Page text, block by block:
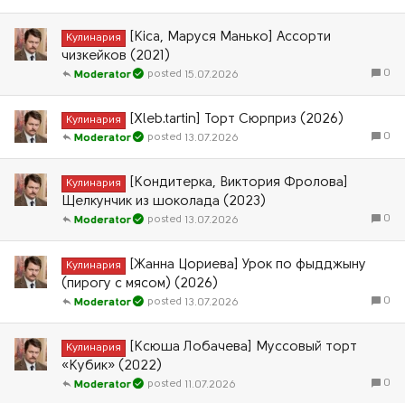
Кулинария
[Kica, Маруся Манько] Ассорти
чизкейков (2021)
0
15.07.2026
Moderator
Кулинария [Xleb.tartin] Торт Сюрприз (2026)
0
13.07.2026
Moderator
Кулинария
[Кондитерка, Виктория Фролова]
Щелкунчик из шоколада (2023)
0
13.07.2026
Moderator
Кулинария
[Жанна Цориева] Урок по фыдджыну
(пирогу с мясом) (2026)
0
13.07.2026
Moderator
Кулинария
[Ксюша Лобачева] Муссовый торт
«Кубик» (2022)
0
11.07.2026
Moderator